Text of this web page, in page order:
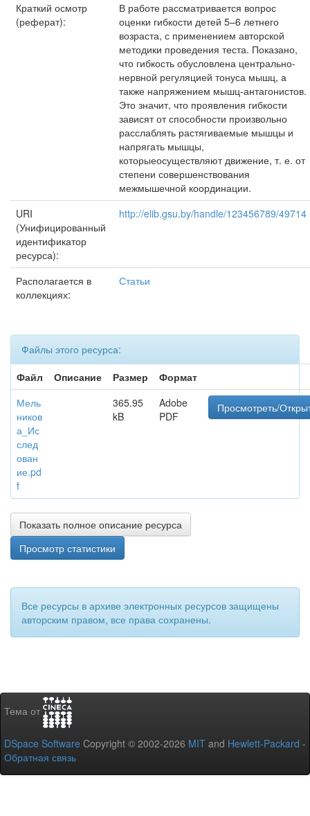
Краткий осмотр
(реферат):
В работе рассматривается вопрос
оценки гибкости детей 5–6 летнего
возраста, с применением авторской
методики проведения теста. Показано,
что гибкость обусловлена центрально-
нервной регуляцией тонуса мышц, а
также напряжением мышц-антагонистов.
Это значит, что проявления гибкости
зависят от способности произвольно
расслаблять растягиваемые мышцы и
напрягать мышцы,
которыеосуществляют движение, т. е. от
степени совершенствования
межмышечной координации.
URI
(Унифицированный
идентификатор
ресурса):
http://elib.gsu.by/handle/123456789/49714
Располагается в
коллекциях:
Статьи
Файлы этого ресурса:
Файл
Описание Размер
Формат
Мель
ников
а_Ис
след
ован
ие.pd
f
365.95
kB
Adobe
PDF
Просмотреть/
Показать полное описание ресурса
Просмотр статистики
Все ресурсы в архиве электронных ресурсов защищены
авторским правом, все права сохранены.
Тема от
DSpace Software Copyright © 2002-2026 MIT and Hewlett-Packard -
Обратная связь